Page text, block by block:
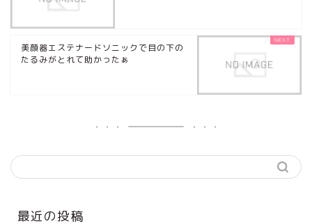
美顔器エステナードソニックで目の下の
たるみがとれて助かったぁ
最近の投稿